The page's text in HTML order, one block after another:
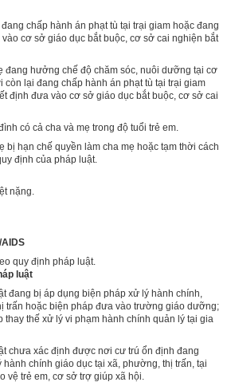
chấp hành án phạt tù tại trại giam hoặc đang
cơ sở giáo dục bắt buộc, cơ sở cai nghiện bắt
đang hưởng chế độ chăm sóc, nuôi dưỡng tại cơ
lại đang chấp hành án phạt tù tại trại giam
định đưa vào cơ sở giáo dục bắt buộc, cơ sở cai
có cả cha và mẹ trong độ tuổi trẻ em.
bị hạn chế quyền làm cha mẹ hoặc tạm thời cách
định của pháp luật.
nặng.
quy định pháp luật.
luật
đang bị áp dụng biện pháp xử lý hành chính,
trấn hoặc biện pháp đưa vào trường giáo dưỡng;
thay thế xử lý vi phạm hành chính quản lý tại gia
chưa xác định được nơi cư trú ổn định đang
chính giáo dục tại xã, phường, thị trấn, tại
vệ trẻ em, cơ sở trợ giúp xã hội.